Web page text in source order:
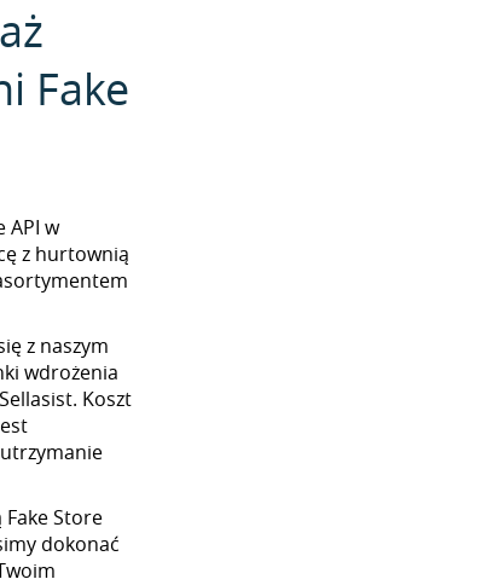
Fake
API w
z hurtownią
z naszym
wdrożenia
Koszt
Store
dokonać